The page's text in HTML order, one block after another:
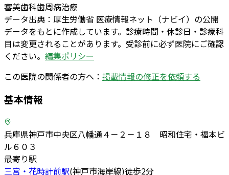
審美歯科歯周病治療
データ出典： 厚生労働省 医療情報ネット（ナビイ）の公開
データをもとに作成しています。診療時間・休診日・診療科
目は変更されることがあります。受診前に必ず医院にご確認
ください。 編集ポリシー
この医院の関係者の方へ： 掲載情報の修正を依頼する
基本情報
兵庫県神戸市中央区八幡通４－２－１８ 昭和住宅・福本ビ
ル６０３
最寄り駅
三宮・花時計前駅(神戸市海岸線)徒歩2分